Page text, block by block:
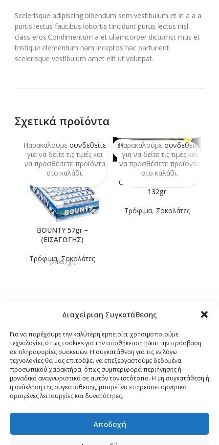
Διαχείριση Συγκατάθεσης
Για να παρέχουμε την καλύτερη εμπειρία, χρησιμοποιούμε
τεχνολογίες όπως cookies για την αποθήκευση ή/και την πρόσβαση
σε πληροφορίες συσκευών. Η συγκατάθεση για τις εν λόγω
τεχνολογίες θα μας επιτρέψει να επεξεργαστούμε δεδομένα
προσωπικού χαρακτήρα, όπως συμπεριφορά περιήγησης ή
μοναδικά αναγνωριστικά σε αυτόν τον ιστότοπο. Η μη συγκατάθεση ή
η ανάκληση της συγκατάθεσης, μπορεί να επηρεάσει αρνητικά
ορισμένες λειτουργίες και δυνατότητες.
Αποδοχή
Scelerisque adipiscing bibendum sem vestibulum et in a a a
purus lectus faucibus lobortis tincidunt purus lectus nisl
class eros.Condimentum a et ullamcorper dictumst mus et
tristique elementum nam inceptos hac parturient
scelerisque vestibulum amet elit ut volutpat.
Σχετικά προϊόντα
BOUNTY 57gr –
(ΕΙΣΑΓΩΓΗΣ)
Τρόφιμα,Σοκολάτες
(24x57gr)
Παρακαλούμε συνδεθείτε
για να δείτε τις τιμές και
να προσθέσετε προϊόντα
στο καλάθι.
SOLD
OUT
COOKIES CHOCO MARS
132gr
Τρόφιμα, Σοκολάτες
Παρακαλούμε συνδεθείτε
για να δείτε τις τιμές και
να προσθέσετε προϊόντα
στο καλάθι.
Τρόποι Αποστολής
Τρόποι Αγοράς – Πληρωμής – Επιστρόφης
Όροι και Προϋποθέσεις
Δήλωση Απορρήτου